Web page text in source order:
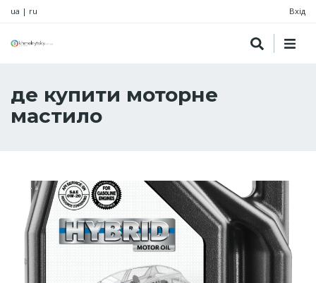
ua | ru Вхід
де купити моторне
мастило